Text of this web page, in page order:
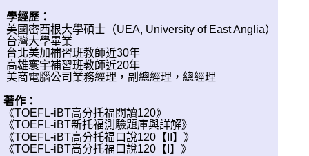
學經歷：
美國密西根大學碩士（UEA, University of East Anglia）
台灣大學畢業
台北美加補習班教師近30年
高雄寰宇補習班教師近20年
美商電腦公司業務經理，副總經理，總經理
著作：
《TOEFL-iBT高分托福閱讀120》
《TOEFL-iBT新托福測驗題庫與詳解》
《TOEFL-iBT高分托福口說120【II】》
《TOEFL-iBT高分托福口說120【I】》